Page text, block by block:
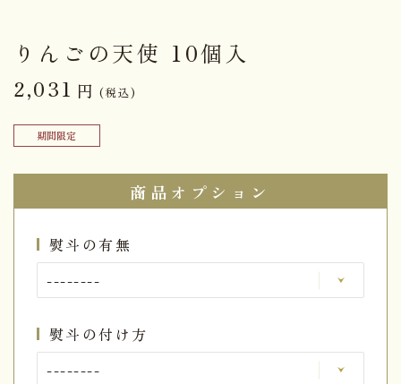
りんごの天使 10個入
2,031 円 (税込)
期間限定
商品オプション
熨斗の有無
熨斗の付け方